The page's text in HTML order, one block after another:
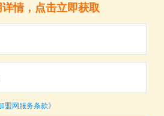
情，点击立即获取
盟网服务条款》